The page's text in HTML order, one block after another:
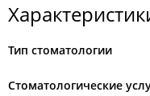
Тип стоматологии
Стоматологические